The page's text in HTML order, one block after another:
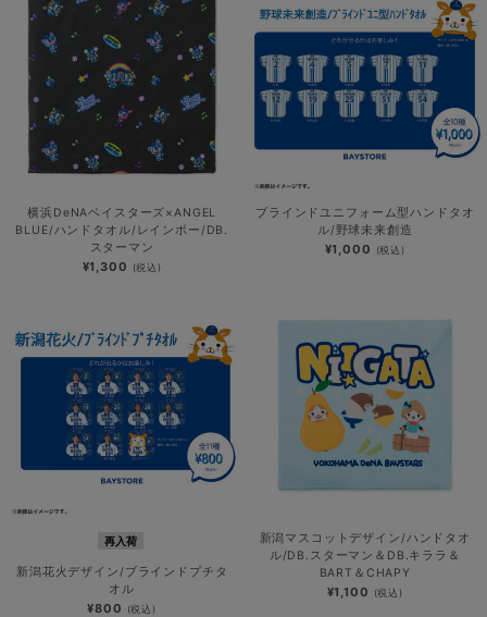
横浜DeNAベイスターズ×ANGEL
BLUE/ハンドタオル/レインボー/DB.
スターマン
¥1,300 (税込)
ブラインドユニフォーム型ハンドタオ
ル/野球未来創造
¥1,000 (税込)
再入荷
新潟花火デザイン/ブラインドプチタ
オル
¥800 (税込)
新潟マスコットデザイン/ハンドタオ
ル/DB.スターマン＆DB.キララ＆
BART＆CHAPY
¥1,100 (税込)